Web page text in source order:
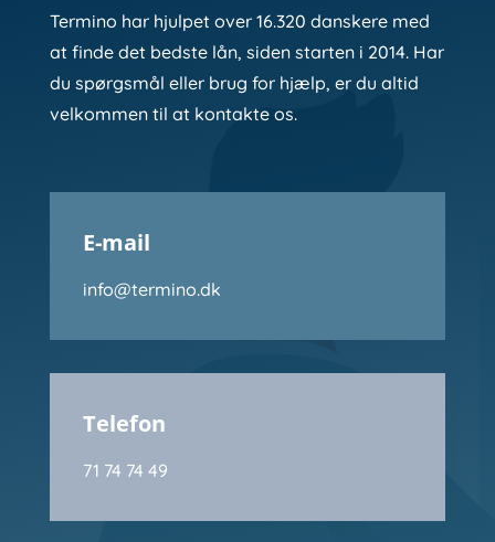
Termino har hjulpet over 16.320 danskere med
at finde det bedste lån, siden starten i 2014. Har
du spørgsmål eller brug for hjælp, er du altid
velkommen til at kontakte os.
E-mail
info@termino.dk
Telefon
71 74 74 49